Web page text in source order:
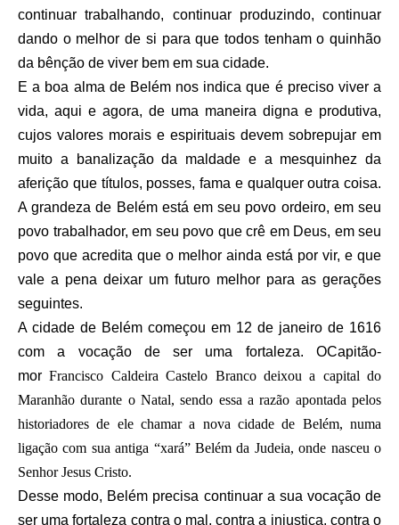
continuar trabalhando, continuar produzindo, continuar
dando o melhor de si para que todos tenham o quinhão
da bênção de viver bem em sua cidade.
E a boa alma de Belém nos indica que é preciso viver a
vida, aqui e agora, de uma maneira digna e produtiva,
cujos valores morais e espirituais devem sobrepujar em
muito a banalização da maldade e a mesquinhez da
aferição que títulos, posses, fama e qualquer outra coisa.
A grandeza de Belém está em seu povo ordeiro, em seu
povo trabalhador, em seu povo que crê em Deus, em seu
povo que acredita que o melhor ainda está por vir, e que
vale a pena deixar um futuro melhor para as gerações
seguintes.
A cidade de Belém começou em 12 de janeiro de 1616
com a vocação de ser uma fortaleza. OCapitão-
mor Francisco Caldeira Castelo Branco deixou a capital do
Maranhão durante o Natal, sendo essa a razão apontada pelos
historiadores de ele chamar a nova cidade de Belém, numa
ligação com sua antiga “xará” Belém da Judeia, onde nasceu o
Senhor Jesus Cristo.
Desse modo, Belém precisa continuar a sua vocação de
ser uma fortaleza contra o mal, contra a injustiça, contra o